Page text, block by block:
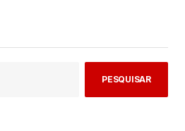
PESQUISAR